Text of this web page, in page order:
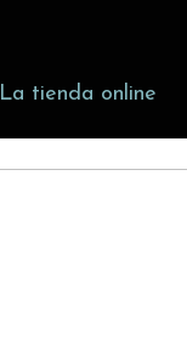
La tienda online